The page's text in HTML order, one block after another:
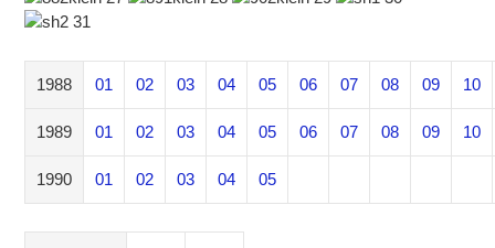
1988 01 02 03 04 05 06 07 08 09 10
1989 01 02 03 04 05 06 07 08 09 10
1990 01 02 03 04 05